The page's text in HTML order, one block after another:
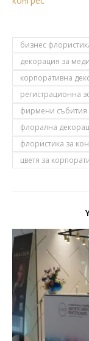
бизнес
декорация за
корпоративна
регистрационна
фирмени събития
флорална
флористика за
цветя за